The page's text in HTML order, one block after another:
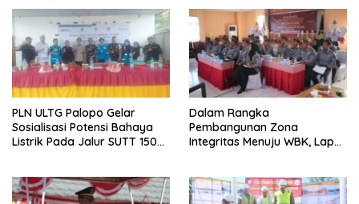
PLN ULTG Palopo Gelar
Sosialisasi Potensi Bahaya
Listrik Pada Jalur SUTT 150
Dalam Rangka
Pembangunan Zona
Integritas Menuju WBK, Lapas
Tim Penilai Mandiri